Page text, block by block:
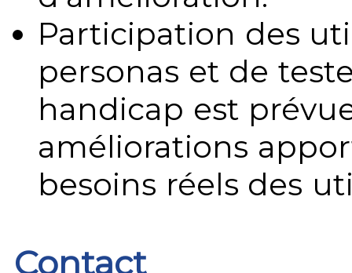
Participation des
personas et de
handicap est
améliorations
besoins réels des
Contact